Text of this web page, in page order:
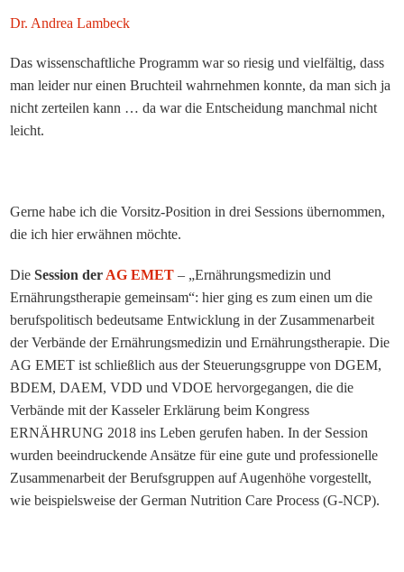
Dr. Andrea Lambeck
Das wissenschaftliche Programm war so riesig und vielfältig, dass
man leider nur einen Bruchteil wahrnehmen konnte, da man sich ja
nicht zerteilen kann … da war die Entscheidung manchmal nicht
leicht.
Gerne habe ich die Vorsitz-Position in drei Sessions übernommen,
die ich hier erwähnen möchte.
DieSession der AG EMET– „Ernährungsmedizin und
Ernährungstherapie gemeinsam“: hier ging es zum einen um die
berufspolitisch bedeutsame Entwicklung in der Zusammenarbeit
der Verbände der Ernährungsmedizin und Ernährungstherapie. Die
AG EMET ist schließlich aus der Steuerungsgruppe von DGEM,
BDEM, DAEM, VDD und VDOE hervorgegangen, die die
Verbände mit der Kasseler Erklärung beim Kongress
ERNÄHRUNG 2018 ins Leben gerufen haben. In der Session
wurden beeindruckende Ansätze für eine gute und professionelle
Zusammenarbeit der Berufsgruppen auf Augenhöhe vorgestellt,
wie beispielsweise der German Nutrition Care Process (G-NCP).